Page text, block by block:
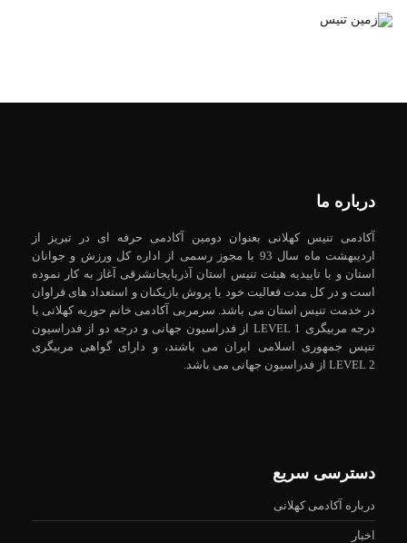
درباره ما
آکادمی تنیس کهلانی بعنوان دومین آکادمی حرفه ای در تبریز از
اردیبهشت ماه سال 93 با مجوز رسمی از اداره کل ورزش و جوانان
استان و با تاییدیه هیئت تنیس استان آذربایجانشرقی آغاز به کار نموده
است و در کل مدت فعالیت خود با پروش بازیکنان و استعداد های فراوان
در خدمت تنیس استان می باشد. سرمربی آکادمی خانم حوریه کهلانی با
درجه مربیگری LEVEL 1 از فدراسیون جهانی و درجه دو از فدراسیون
تنیس جمهوری اسلامی ایران می باشند، و دارای گواهی مربیگری
LEVEL 2 از فدراسیون جهانی می باشد.
دسترسی سریع
درباره آکادمی کهلانی
اخبار